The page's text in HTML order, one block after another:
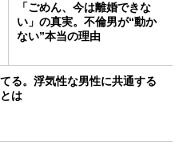
「ごめん、今は離婚できな
い」の真実。不倫男が“動か
ない”本当の理由
る。浮気性な男性に共通する
は